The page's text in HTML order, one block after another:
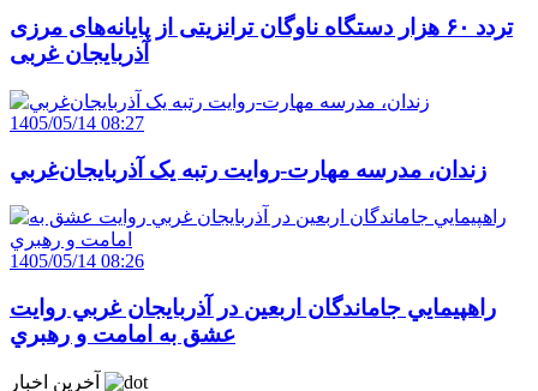
تردد ۶۰ هزار دستگاه ناوگان ترانزیتی از پایانه‌های مرزی
آذربایجان ‌غربی
1405/05/14 08:27
زندان، مدرسه مهارت-روايت رتبه يک آذربايجان‌غربي
1405/05/14 08:26
راهپيمايي جاماندگان اربعين در آذربايجان غربي روايت
عشق به امامت و رهبري